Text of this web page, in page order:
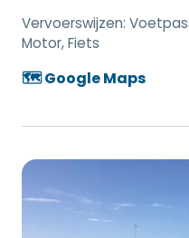
Vervoerswijzen:
Motor, Fiets
🗺️ Google Maps